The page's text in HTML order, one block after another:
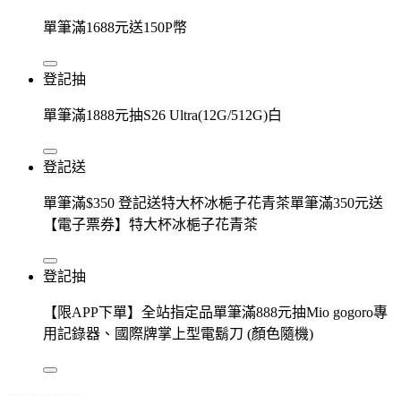
單筆滿1688元送150P幣
登記抽
單筆滿1888元抽S26 Ultra(12G/512G)白
登記送
單筆滿$350 登記送特大杯冰梔子花青茶單筆滿350元送
【電子票券】特大杯冰梔子花青茶
登記抽
【限APP下單】全站指定品單筆滿888元抽Mio gogoro專
用記錄器、國際牌掌上型電鬍刀 (顏色隨機)